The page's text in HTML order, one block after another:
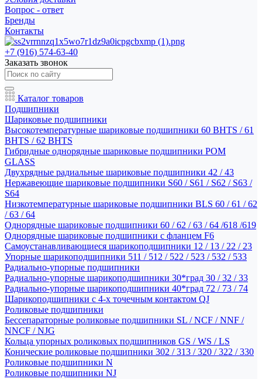
Вопрос - ответ
Бренды
Контакты
+7 (916) 574-63-40
Заказать звонок
Каталог товаров
Подшипники
Шариковые подшипники
Высокотемпературные шариковые подшипники 60 BHTS / 61
BHTS / 62 BHTS
Гибридные однорядные шариковые подшипники POM
GLASS
Двухрядные радиальные шариковые подшипники 42 / 43
Нержавеющие шариковые подшипники S60 / S61 / S62 / S63 /
S64
Низкотемпературные шариковые подшипники BLS 60 / 61 / 62
/ 63 / 64
Однорядные шариковые подшипники 60 / 62 / 63 / 64 /618 /619
Однорядные шариковые подшипники с фланцем F6
Самоустанавливающиеся шарикоподшипники 12 / 13 / 22 / 23
Упорные шарикоподшипники 511 / 512 / 522 / 523 / 532 / 533
Радиально-упорные подшипники
Радиально-упорные шарикоподшипники 30*град 30 / 32 / 33
Радиально-упорные шарикоподшипники 40*град 72 / 73 / 74
Шарикоподшипники с 4-х точечным контактом QJ
Роликовые подшипники
Бессепараторные роликовые подшипники SL / NCF / NNF /
NNCF / NJG
Кольца упорных роликовых подшипников GS / WS / LS
Конические роликовые подшипники 302 / 313 / 320 / 322 / 330
Роликовые подшипники N
Роликовые подшипники NJ